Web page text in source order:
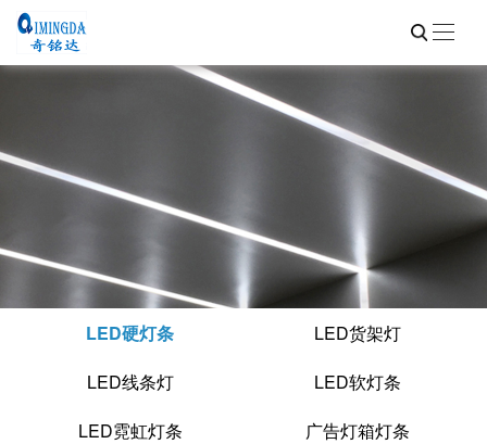
LED硬灯条
LED货架灯
LED线条灯
LED软灯条
LED霓虹灯条
广告灯箱灯条